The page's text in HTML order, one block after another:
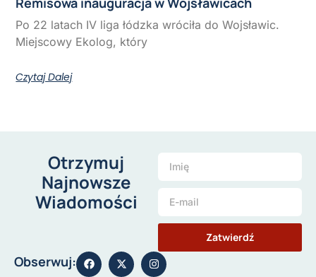
Po 22 latach IV liga łódzka wróciła do Wojsławic.
Miejscowy Ekolog, który
Czytaj Dalej
Otrzymuj
Najnowsze
Wiadomości
Zatwierdź
Obserwuj: